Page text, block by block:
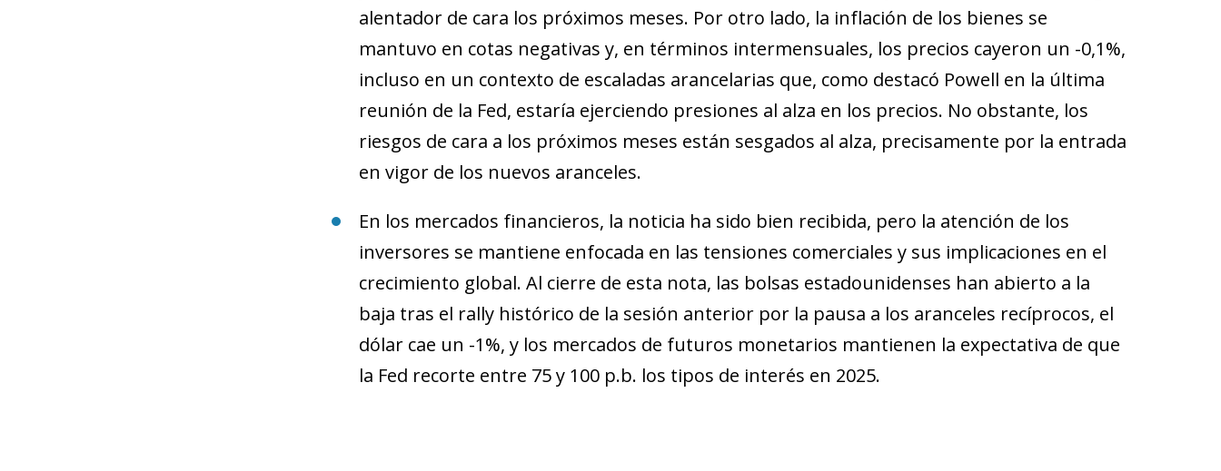
alentador de cara los próximos meses. Por otro lado, la inflación de los bienes se
mantuvo en cotas negativas y, en términos intermensuales, los precios cayeron un -0,1%,
incluso en un contexto de escaladas arancelarias que, como destacó Powell en la última
reunión de la Fed, estaría ejerciendo presiones al alza en los precios. No obstante, los
riesgos de cara a los próximos meses están sesgados al alza, precisamente por la entrada
en vigor de los nuevos aranceles.
En los mercados financieros, la noticia ha sido bien recibida, pero la atención de los
inversores se mantiene enfocada en las tensiones comerciales y sus implicaciones en el
crecimiento global. Al cierre de esta nota, las bolsas estadounidenses han abierto a la
baja tras el rally histórico de la sesión anterior por la pausa a los aranceles recíprocos, el
dólar cae un -1%, y los mercados de futuros monetarios mantienen la expectativa de que
la Fed recorte entre 75 y 100 p.b. los tipos de interés en 2025.